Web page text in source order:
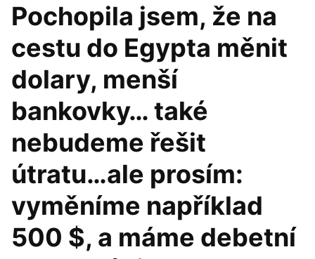
Pochopila jsem, že na
cestu do Egypta měnit
dolary, menší
bankovky… také
nebudeme řešit
útratu…ale prosím:
vyměníme například
500 $, a máme debetní